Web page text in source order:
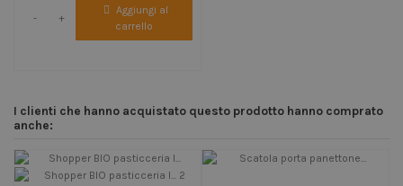
- +
Aggiungi al
carrello
I clienti che hanno acquistato questo prodotto hanno comprato
anche: